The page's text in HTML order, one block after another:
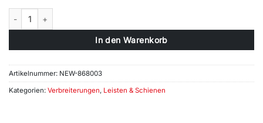
Rollladen Einlauftrichter 1 Paar (417096) Menge
In den Warenkorb
Artikelnummer: NEW-868003
Kategorien: Verbreiterungen, Leisten & Schienen